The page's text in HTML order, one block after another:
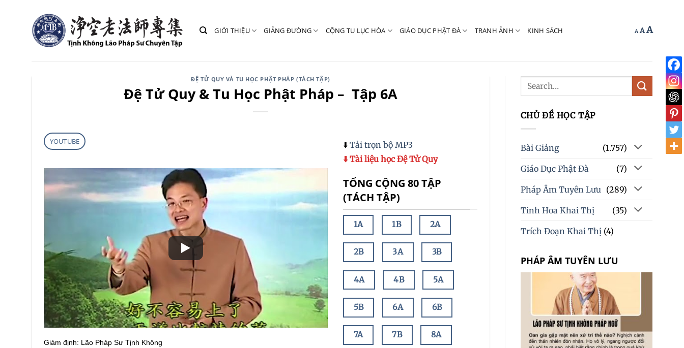
GIỚI THIỆU GIẢNG ĐƯỜNG CỘNG TU LỤC HÒA GIÁO DỤC PHẬT ĐÀ TRANH ẢNH KINH SÁCH A Decrease
A Reset
A
size.
ĐỆ TỬ QUY VÀ TU HỌC PHẬT PHÁP (TÁCH TẬP)
Đệ Tử Quy & Tu Học Phật Pháp – Tập 6A
YOUTUBE
Giám định: Lão Pháp Sư Tịnh Không
⬇️ Tải trọn bộ MP3
⬇️ Tài liệu học Đệ Tử Quy
TỔNG CỘNG 80 TẬP
(TÁCH TẬP)
1A 1B 2A
2B 3A 3B
4A 4B 5A
5B 6A 6B
7A 7B 8A
CHỦ ĐỀ HỌC TẬP
Bài Giảng (1.757)
Giáo Dục Phật Đà (7)
Pháp Âm Tuyên Lưu (289)
Tinh Hoa Khai Thị (35)
Trích Đoạn Khai Thị (4)
PHÁP ÂM TUYÊN LƯU